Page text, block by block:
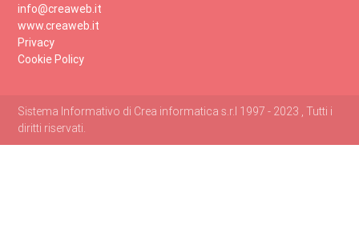
info@creaweb.it
www.creaweb.it
Privacy
Cookie Policy
Sistema Informativo di Crea informatica s.r.l 1997 - 2023 , Tutti i
diritti riservati.